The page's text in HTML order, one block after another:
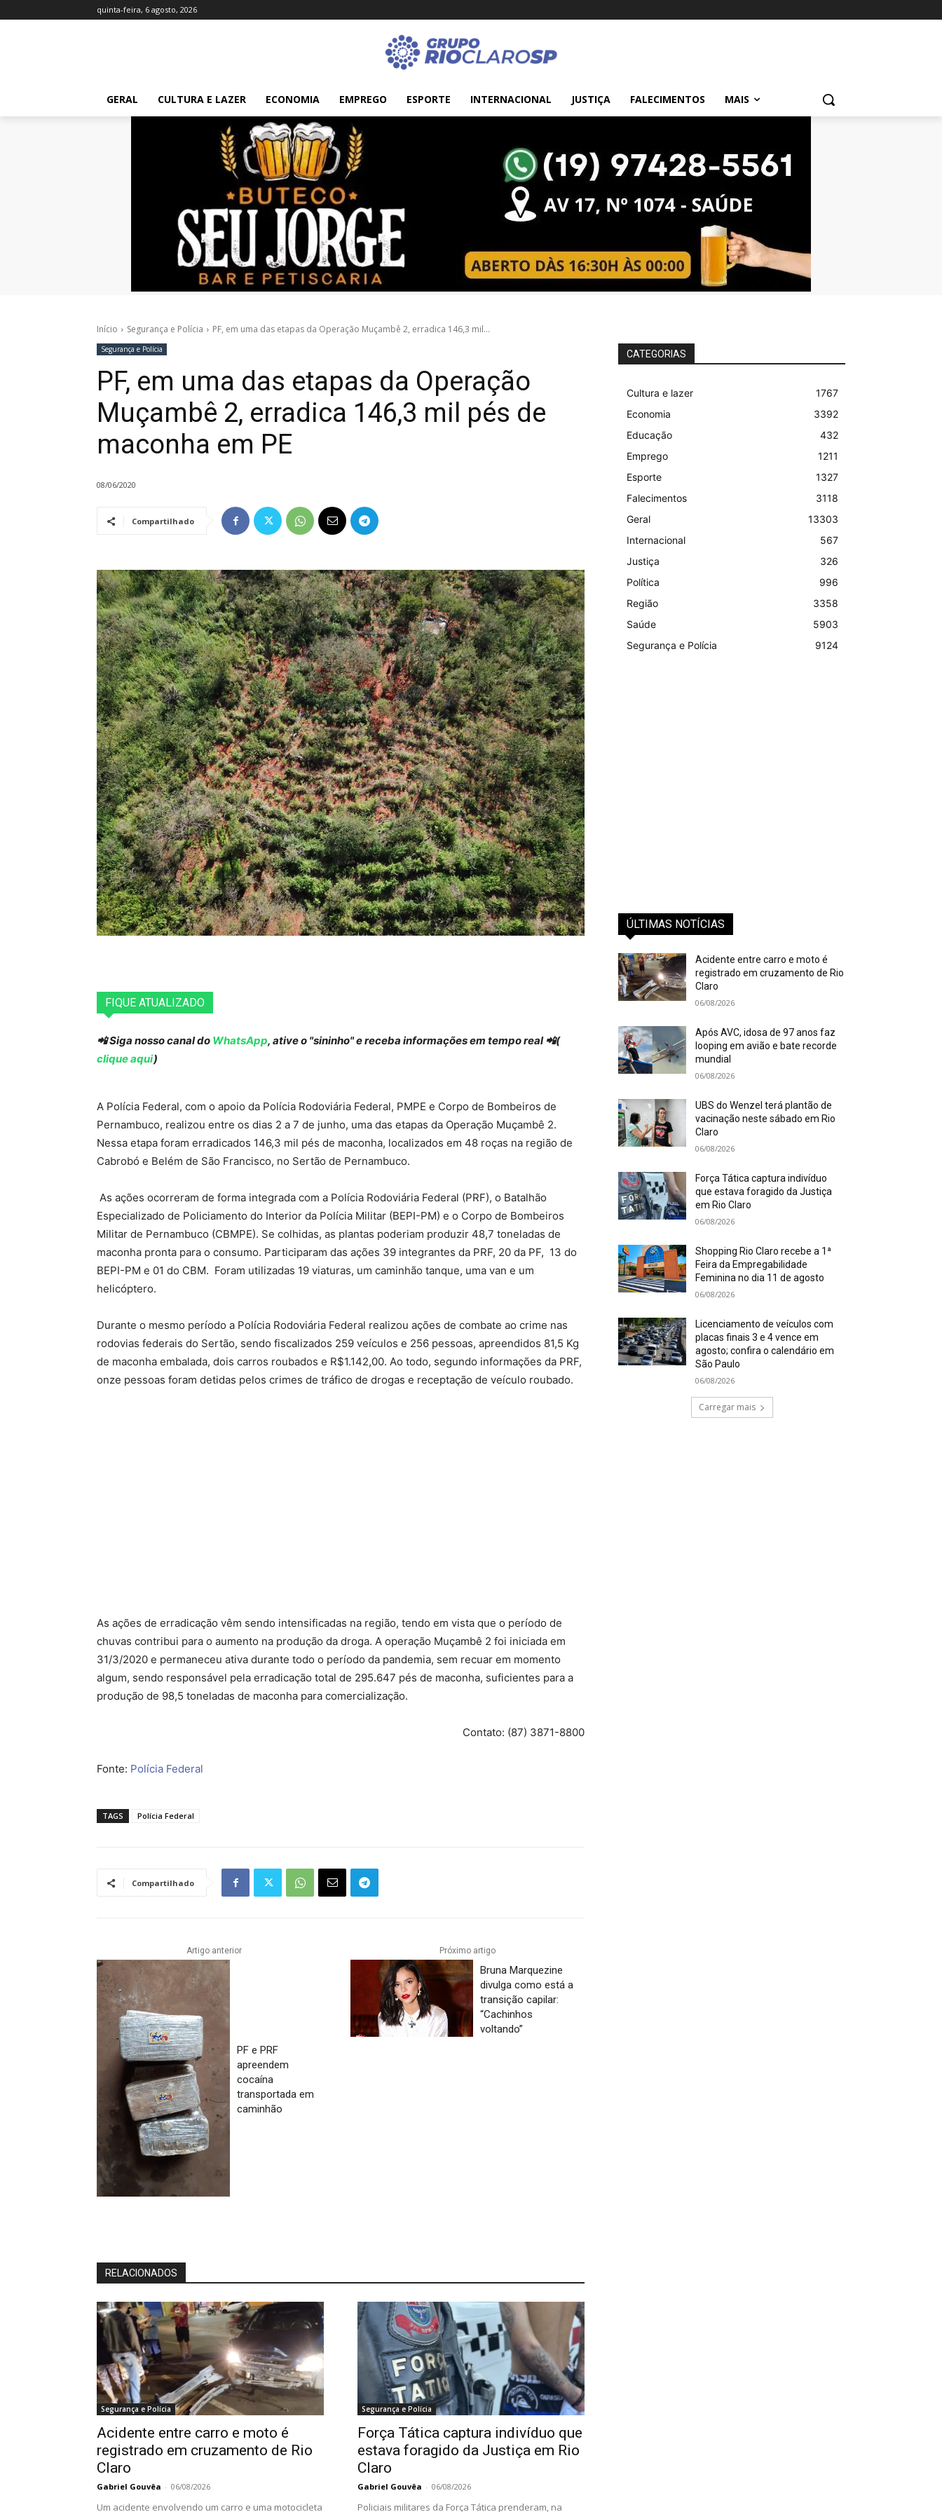
quinta-feira, 6 agosto, 2026
GERAL CULTURA E LAZER ECONOMIA EMPREGO ESPORTE INTERNACIONAL JUSTIÇA FALECIMENTOS MAIS
Início Segurança e Polícia PF, em uma das etapas da Operação Muçambê 2, erradica 146,3 mil...
Segurança e Polícia
PF, em uma das etapas da Operação
Muçambê 2, erradica 146,3 mil pés de
maconha em PE
08/06/2020
Compartilhado
FIQUE ATUALIZADO
📲 Siga nosso canal do WhatsApp, ative o "sininho" e receba informações em tempo real 📲(
clique aqui)
A Polícia Federal, com o apoio da Polícia Rodoviária Federal, PMPE e Corpo de Bombeiros de
Pernambuco, realizou entre os dias 2 a 7 de junho, uma das etapas da Operação Muçambê 2.
Nessa etapa foram erradicados 146,3 mil pés de maconha, localizados em 48 roças na região de
Cabrobó e Belém de São Francisco, no Sertão de Pernambuco.
As ações ocorreram de forma integrada com a Polícia Rodoviária Federal (PRF), o Batalhão
Especializado de Policiamento do Interior da Polícia Militar (BEPI-PM) e o Corpo de Bombeiros
Militar de Pernambuco (CBMPE). Se colhidas, as plantas poderiam produzir 48,7 toneladas de
maconha pronta para o consumo. Participaram das ações 39 integrantes da PRF, 20 da PF, 13 do
BEPI-PM e 01 do CBM. Foram utilizadas 19 viaturas, um caminhão tanque, uma van e um
helicóptero.
Durante o mesmo período a Polícia Rodoviária Federal realizou ações de combate ao crime nas
rodovias federais do Sertão, sendo fiscalizados 259 veículos e 256 pessoas, apreendidos 81,5 Kg
de maconha embalada, dois carros roubados e R$1.142,00. Ao todo, segundo informações da PRF,
onze pessoas foram detidas pelos crimes de tráfico de drogas e receptação de veículo roubado.
As ações de erradicação vêm sendo intensificadas na região, tendo em vista que o período de
chuvas contribui para o aumento na produção da droga. A operação Muçambê 2 foi iniciada em
31/3/2020 e permaneceu ativa durante todo o período da pandemia, sem recuar em momento
algum, sendo responsável pela erradicação total de 295.647 pés de maconha, suficientes para a
produção de 98,5 toneladas de maconha para comercialização.
Contato: (87) 3871-8800
Fonte: Polícia Federal
TAGS Polícia Federal
Compartilhado
Artigo anterior
PF e PRF
apreendem
cocaína
transportada em
caminhão
Próximo artigo
Bruna Marquezine
divulga como está a
transição capilar:
“Cachinhos
voltando”
RELACIONADOS
Segurança e Polícia
Acidente entre carro e moto é
registrado em cruzamento de Rio
Claro
Gabriel Gouvêa - 06/08/2026
Um acidente envolvendo um carro e uma motocicleta
Segurança e Polícia
Força Tática captura indivíduo que
estava foragido da Justiça em Rio
Claro
Gabriel Gouvêa - 06/08/2026
Policiais militares da Força Tática prenderam, na
CATEGORIAS
Cultura e lazer
1767
Economia
3392
Educação
432
Emprego
1211
Esporte
1327
Falecimentos
3118
Geral
13303
Internacional
567
Justiça
326
Política
996
Região
3358
Saúde
5903
Segurança e Polícia
9124
ÚLTIMAS NOTÍCIAS
Acidente entre carro e moto é
registrado em cruzamento de Rio
Claro
06/08/2026
Após AVC, idosa de 97 anos faz
looping em avião e bate recorde
mundial
06/08/2026
UBS do Wenzel terá plantão de
vacinação neste sábado em Rio
Claro
06/08/2026
Força Tática captura indivíduo
que estava foragido da Justiça
em Rio Claro
06/08/2026
Shopping Rio Claro recebe a 1ª
Feira da Empregabilidade
Feminina no dia 11 de agosto
06/08/2026
Licenciamento de veículos com
placas finais 3 e 4 vence em
agosto; confira o calendário em
São Paulo
06/08/2026
Carregar mais